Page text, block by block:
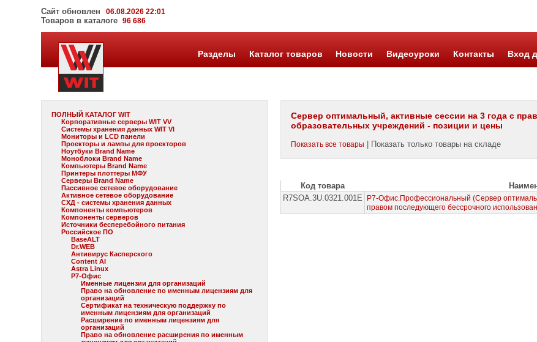
Сайт обновлен 06.08.2026 22:01
Товаров в каталоге96 686
Разделы Каталог товаров Новости Видеоуроки Контакты Вход
ПОЛНЫЙ КАТАЛОГ WIT
Корпоративные серверы WIT VV
Системы хранения данных WIT VI
Мониторы и LCD панели
Проекторы и лампы для проекторов
Ноутбуки Brand Name
Моноблоки Brand Name
Компьютеры Brand Name
Принтеры плоттеры МФУ
Серверы Brand Name
Пассивное сетевое оборудование
Активное сетевое оборудование
СХД - системы хранения данных
Компоненты компьютеров
Компоненты серверов
Источники бесперебойного питания
Российское ПО
BaseALT
Dr.WEB
Антивирус Касперского
Content AI
Astra Linux
Р7-Офис
Именные лицензии для организаций
Право на обновление по именным лицензиям для
организаций
Сертификат на техническую поддержку по
именным лицензиям для организаций
Расширение по именным лицензиям для
организаций
Право на обновление расширения по именным
Сервер оптимальный, активные сессии на 3 года с
образовательных учреждений - позиции и цены
Показать все товары | Показать только товары на складе
Код товара
R7SOA.3U.0321.001E
Р7-Офис.Профессиональный (Сервер
правом последующего бессрочного